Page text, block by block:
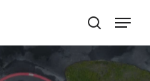
zoek
Menu
le